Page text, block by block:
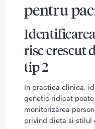
pentru
risc crescut
tip 2
In practica clinica,
genetic ridicat
monitorizarea
privind dieta si stilul